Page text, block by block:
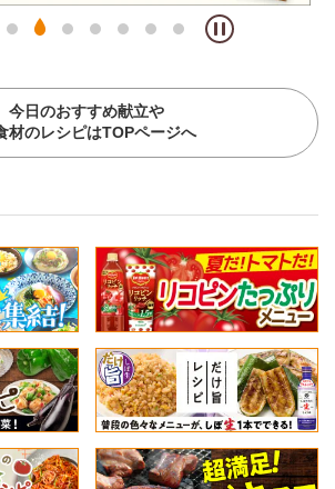
今日のおすすめ献立や
材のレシピはTOPページへ